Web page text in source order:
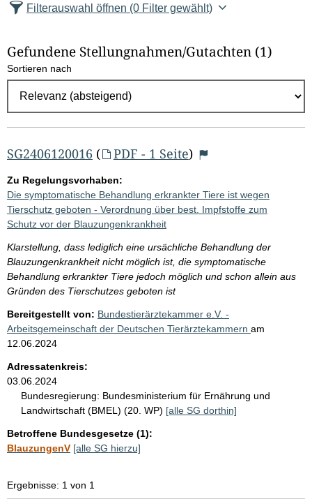
h
l
E
g
e
b
n
i
s
s
e
p
r
o
S
e
i
t
Filterauswahl öffnen (0 Filter gewählt)
Gefundene Stellungnahmen/⁠Gutachten (1)
Sortieren nach
SG2406120016 ( PDF - 1 Seite)
Zu Regelungsvorhaben:
Die symptomatische Behandlung erkrankter Tiere ist wegen
Tierschutz geboten - Verordnung über best. Impfstoffe zum
Schutz vor der Blauzungenkrankheit
Klarstellung, dass lediglich eine ursächliche Behandlung der
Blauzungenkrankheit nicht möglich ist, die symptomatische
Behandlung erkrankter Tiere jedoch möglich und schon allein aus
Gründen des Tierschutzes geboten ist
Bereitgestellt von: Bundestierärztekammer e.V. -
Arbeitsgemeinschaft der Deutschen Tierärztekammern am
12.06.2024
Adressatenkreis:
03.06.2024
Bundesregierung: Bundesministerium für Ernährung und
Landwirtschaft (BMEL) (20. WP) [alle SG dorthin]
Betroffene Bundesgesetze (1):
BlauzungenV [alle SG hierzu]
Ergebnisse: 1 von 1